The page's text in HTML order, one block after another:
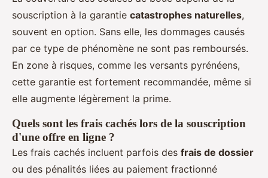
souscription à la garantie catastrophes naturelles,
souvent en option. Sans elle, les dommages causés
par ce type de phénomène ne sont pas remboursés.
En zone à risques, comme les versants pyrénéens,
cette garantie est fortement recommandée, même si
elle augmente légèrement la prime.
Quels sont les frais cachés lors de la souscription
d'une offre en ligne ?
Les frais cachés incluent parfois des frais de dossier
ou des pénalités liées au paiement fractionné